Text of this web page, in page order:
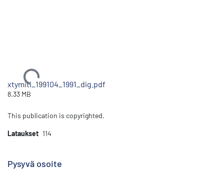
Ladataan...
xtymiti_199104_1991_dig.pdf
8.33 MB
This publication is copyrighted.
Lataukset 114
Pysyvä osoite